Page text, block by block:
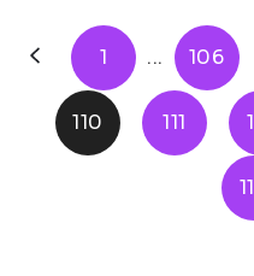
1 ... 106
110 111